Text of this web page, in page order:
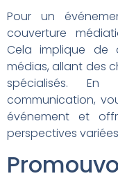
Pour un
couverture
Cela implique de
médias, allant des
spécialisés.
communication,
événement et
perspectives